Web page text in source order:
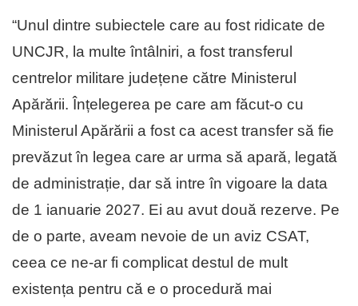
“Unul dintre subiectele care au fost ridicate de
UNCJR, la multe întâlniri, a fost transferul
centrelor militare județene către Ministerul
Apărării. Înțelegerea pe care am făcut-o cu
Ministerul Apărării a fost ca acest transfer să fie
prevăzut în legea care ar urma să apară, legată
de administrație, dar să intre în vigoare la data
de 1 ianuarie 2027. Ei au avut două rezerve. Pe
de o parte, aveam nevoie de un aviz CSAT,
ceea ce ne-ar fi complicat destul de mult
existența pentru că e o procedură mai